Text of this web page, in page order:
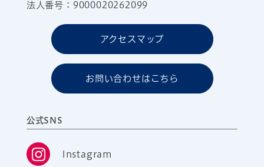
法人番号：9000020262099
アクセスマップ
お問い合わせはこちら
公式SNS
Instagram